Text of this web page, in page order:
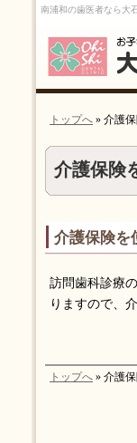
介護保険
南浦和の歯医者なら大
トップへ » 介護
介護保険を
訪問歯科診療
りますので、
トップへ » 介護